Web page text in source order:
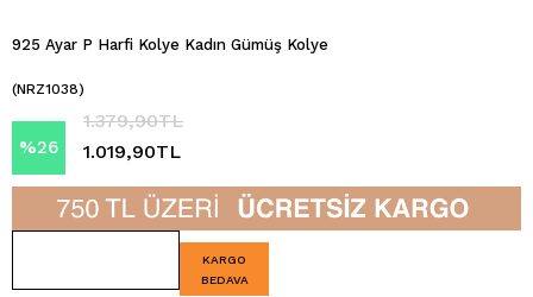
925 Ayar P Harfi Kolye Kadın Gümüş Kolye
(NRZ1038)
%26
İndirim
1.379,90TL
1.019,90TL
KARGO
BEDAVA